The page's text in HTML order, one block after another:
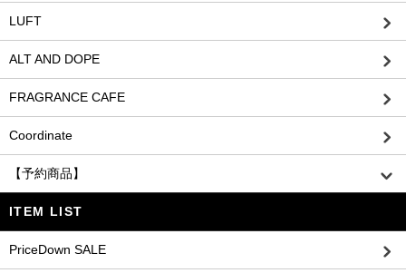
LUFT
ALT AND DOPE
FRAGRANCE CAFE
Coordinate
【予約商品】
ITEM LIST
PriceDown SALE